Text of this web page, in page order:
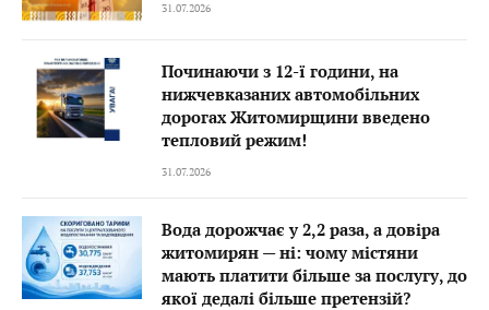
31.07.2026
Починаючи з 12-ї години, на
нижчевказаних автомобільних
дорогах Житомирщини введено
тепловий режим!
31.07.2026
Вода дорожчає у 2,2 раза, а довіра
житомирян — ні: чому містяни
мають платити більше за послугу, до
якої дедалі більше претензій?